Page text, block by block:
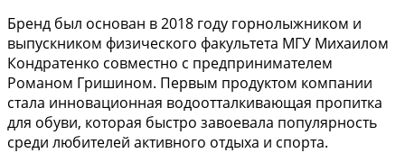
Бренд был основан в 2018 году горнолыжником и
выпускником физического факультета МГУ Михаилом
Кондратенко совместно с предпринимателем
Романом Гришином. Первым продуктом компании
стала инновационная водоотталкивающая пропитка
для обуви, которая быстро завоевала популярность
среди любителей активного отдыха и спорта.